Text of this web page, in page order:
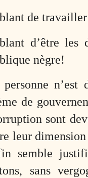
de
d’être
nègre!
personne
de
sont
leur
semble
sans